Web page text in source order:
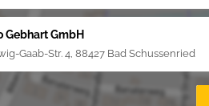
Gebhart GmbH
Gaab-Str. 4, 88427 Bad Schussenried